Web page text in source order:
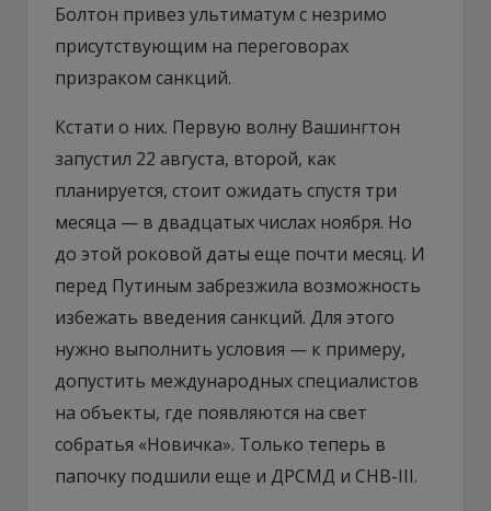
Болтон привез ультиматум с незримо
присутствующим на переговорах
призраком санкций.
Кстати о них. Первую волну Вашингтон
запустил 22 августа, второй, как
планируется, стоит ожидать спустя три
месяца — в двадцатых числах ноября. Но
до этой роковой даты еще почти месяц. И
перед Путиным забрезжила возможность
избежать введения санкций. Для этого
нужно выполнить условия — к примеру,
допустить международных специалистов
на объекты, где появляются на свет
собратья «Новичка». Только теперь в
папочку подшили еще и ДРСМД и СНВ-III.